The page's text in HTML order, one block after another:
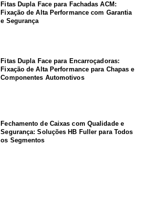
Fitas Dupla Face para Fachadas ACM:
Fixação de Alta Performance com Garantia
e Segurança
Fitas Dupla Face para Encarroçadoras:
Fixação de Alta Performance para Chapas e
Componentes Automotivos
Fechamento de Caixas com Qualidade e
Segurança: Soluções HB Fuller para Todos
os Segmentos